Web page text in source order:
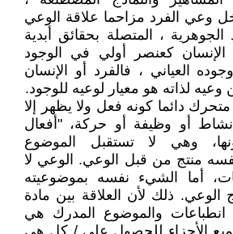
وعي الفرد مزاحما علاقة الوعي
الجوهرية ، المتصلة بحقائق أبدية
كعنصر أولي في الوجود
العياني ، فالفرد أو الإنسان
لذاته هو معيار لوعيه للوجود.
دائما كونه فعل ولا يظهر إلا
أو وظيفة أو حركة، "أفعال
وهي لا تستقبل الموضوع
منتج من قبل الوعي. الوعي لا
أما الشيء نفسه بموضوعيته
الوعي. ذلك لأن العلاقة بين مادة
انطباعات والموضوع المدرك هي